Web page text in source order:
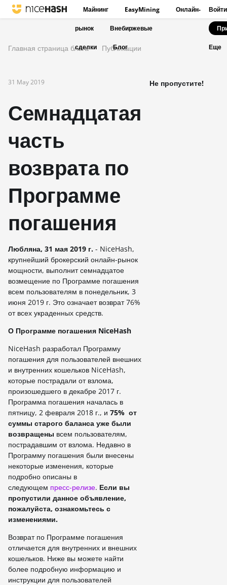
Майнинг EasyMining Онлайн-
рынок Внебиржевые
сделки Блог
Войти
Еще
Главная страница блога Публикации
31 May 2019
Семнадцатая
часть
возврата по
Программе
погашения
Любляна, 31 мая 2019 г. - NiceHash,
крупнейший брокерский онлайн-рынок
мощности, выполнит семнадцатое
возмещение по Программе погашения
всем пользователям в понедельник, 3
июня 2019 г. Это означает возврат 76%
от всех украденных средств.
О Программе погашения NiceHash
NiceHash разработал Программу
погашения для пользователей внешних
и внутренних кошельков NiceHash,
которые пострадали от взлома,
произошедшего в декабре 2017 г.
Программа погашения началась в
пятницу, 2 февраля 2018 г., и 75% от
суммы старого баланса уже были
возвращены всем пользователям,
пострадавшим от взлома. Недавно в
Программу погашения были внесены
некоторые изменения, которые
подробно описаны в
следующем пресс-релизе. Если вы
пропустили данное объявление,
пожалуйста, ознакомьтесь с
изменениями.
Возврат по Программе погашения
отличается для внутренних и внешних
кошельков. Ниже вы можете найти
более подробную информацию и
инструкции для пользователей
Не пропустите!